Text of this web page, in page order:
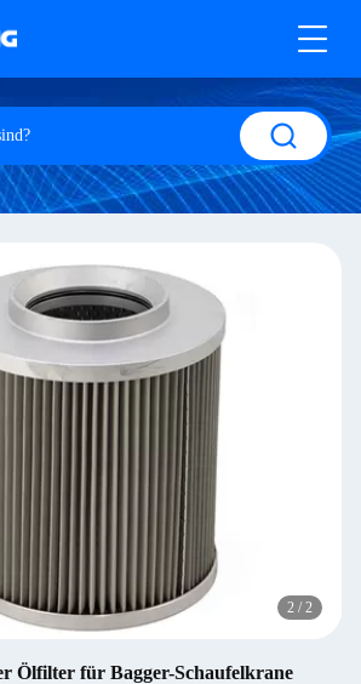
2 / 2
Ölfilter für Bagger-Schaufelkrane